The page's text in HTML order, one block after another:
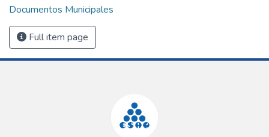
Documentos Municipales
Full item page